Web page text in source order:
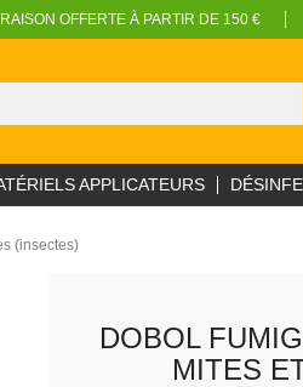
OFFERTE À PARTIR DE 150 €
APPLICATEURS
(insectes)
DOBOL
MITES